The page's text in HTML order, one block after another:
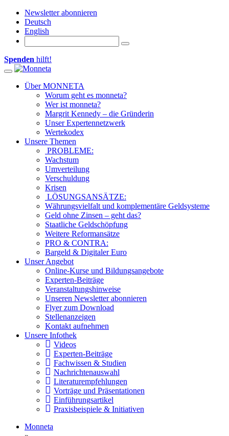
Newsletter abonnieren
Deutsch
English
Spenden hilft!
Toggle navigation
Über MONNETA
Worum geht es monneta?
Wer ist monneta?
Margrit Kennedy – die Gründerin
Unser Expertennetzwerk
Wertekodex
Unsere Themen
PROBLEME:
Wachstum
Umverteilung
Verschuldung
Krisen
LÖSUNGSANSÄTZE:
Währungsvielfalt und komplementäre Geldsysteme
Geld ohne Zinsen – geht das?
Staatliche Geldschöpfung
Weitere Reformansätze
PRO & CONTRA:
Bargeld & Digitaler Euro
Unser Angebot
Online-Kurse und Bildungsangebote
Experten-Beiträge
Veranstaltungshinweise
Unseren Newsletter abonnieren
Flyer zum Download
Stellenanzeigen
Kontakt aufnehmen
Unsere Infothek
Videos
Experten-Beiträge
Fachwissen & Studien
Nachrichtenauswahl
Literaturempfehlungen
Vorträge und Präsentationen
Einführungsartikel
Praxisbeispiele & Initiativen
Monneta